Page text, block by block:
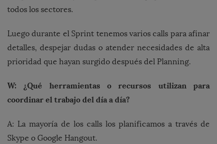
todos los sectores.
Luego durante el Sprint tenemos varios calls para afinar
detalles, despejar dudas o atender necesidades de alta
prioridad que hayan surgido después del Planning.
W: ¿Qué herramientas o recursos utilizan para
coordinar el trabajo del día a día?
A: La mayoría de los calls los planificamos a través de
Skype o Google Hangout.